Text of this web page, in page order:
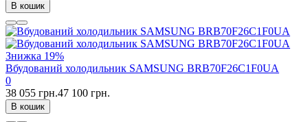
В кошик
Знижка 19%
Вбудований холодильник SAMSUNG BRB70F26C1F0UA
0
38 055 грн.47 100 грн.
В кошик